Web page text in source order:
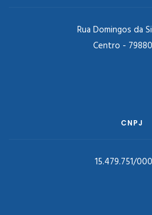
Rua Domingos da
Centro -
CNPJ
15.479.751/